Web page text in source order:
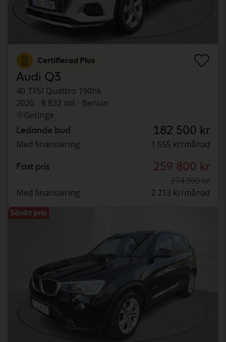
Certifierad Plus
Audi Q3
40 TFSI Quattro 190hk
2020
8 832 mil
Bensin
Getinge
Ledande bud 182 500 kr
Med finansiering 1 555 kr/månad
Fast pris 259 800 kr
274 900 kr
Med finansiering
2 213 kr/månad
Sänkt pris